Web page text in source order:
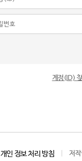
계정(ID)
개인 정보 처리 방침 저